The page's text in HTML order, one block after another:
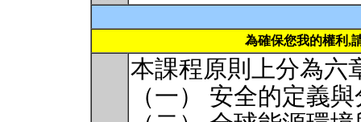
為確保您我的權利,
本課程原則上分為六
（一） 安全的定義